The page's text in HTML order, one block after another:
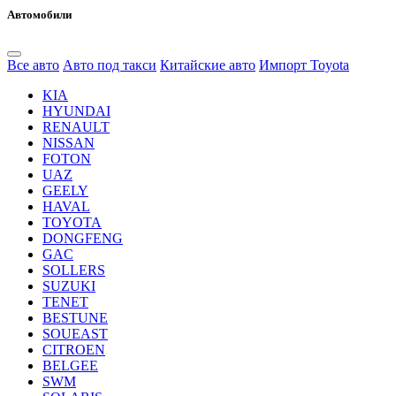
Автомобили
Все авто Авто под такси Китайские авто Импорт Toyota
KIA
HYUNDAI
RENAULT
NISSAN
FOTON
UAZ
GEELY
HAVAL
TOYOTA
DONGFENG
GAC
SOLLERS
SUZUKI
TENET
BESTUNE
SOUEAST
CITROEN
BELGEE
SWM